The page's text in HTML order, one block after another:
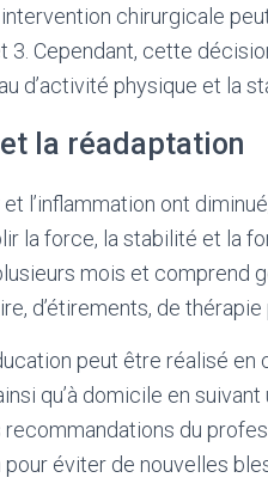
chirurgicale
3. Cependant, cette
d’activité physique et la
la réadaptation
l’inflammation ont
la force, la stabilité et la
mois et comprend
d’étirements, de thérapie
peut être réalisé en
qu’à domicile en
du
éviter de nouvelles